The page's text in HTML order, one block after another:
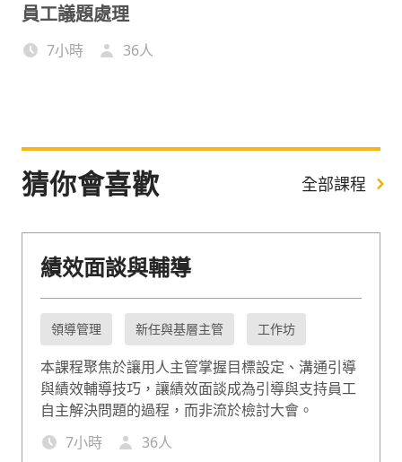
員工議題處理
7小時 36人
猜你會喜歡 全部課程
績效面談與輔導
領導管理 新任與基層主管 工作坊
本課程聚焦於讓用人主管掌握目標設定、溝通引導
與績效輔導技巧，讓績效面談成為引導與支持員工
自主解決問題的過程，而非流於檢討大會。
7小時 36人